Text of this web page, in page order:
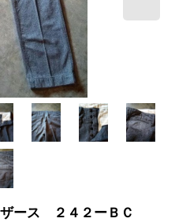
ース ２４２ーＢＣ